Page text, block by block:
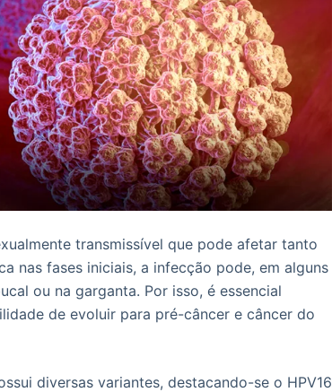
transmissível que pode afetar tanto
nas fases iniciais, a infecção pode, em alguns
ou na garganta. Por isso, é essencial
de evoluir para pré-câncer e câncer do
diversas variantes, destacando-se o HPV16